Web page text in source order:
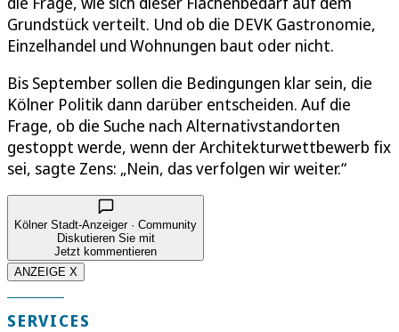
Grundstück verteilt. Und ob die DEVK Gastronomie,
Einzelhandel und Wohnungen baut oder nicht.
Bis September sollen die Bedingungen klar sein, die
Kölner Politik dann darüber entscheiden. Auf die
Frage, ob die Suche nach Alternativstandorten
gestoppt werde, wenn der Architekturwettbewerb fix
sei, sagte Zens: „Nein, das verfolgen wir weiter.“
Kölner Stadt-Anzeiger · Community
Diskutieren Sie mit
Jetzt kommentieren
ANZEIGE X
SERVICES